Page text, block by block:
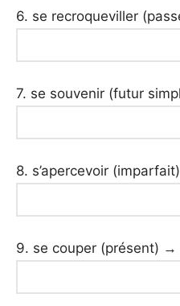
6. se recroqueviller
7. se souvenir (futur
8. s’apercevoir (imparfait)
9. se couper (présent) →